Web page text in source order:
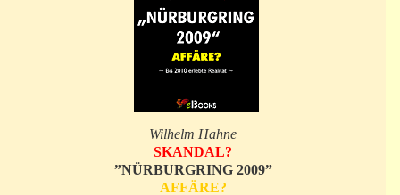
Wilhelm Hahne
SKANDAL?
”NÜRBURGRING 2009”
AFFÄRE?